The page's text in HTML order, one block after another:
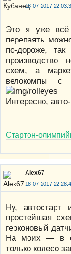
18-07-2017
Это я уже всё
перепаять
по-дороже,
производство
схем, а
велокомпы с
Интересно,
Стартон-
Alex67
18-07-2017
Ну,
простейшая
герконовый
На моих — в
только колесо